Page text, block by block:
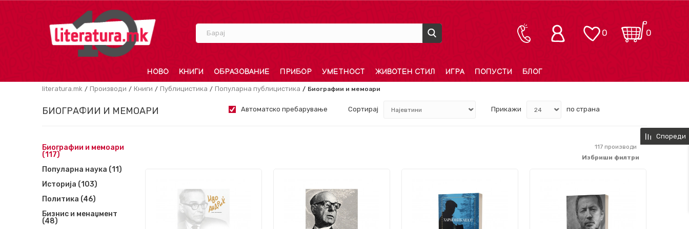
Барај 0
0
НОВО КНИГИ ОБРАЗОВАНИЕ ПРИБОР УМЕТНОСТ ЖИВОТЕН СТИЛ ИГРА ПОПУСТИ БЛОГ
literatura.mk Производи Книги Публицистика Популарна публицистика Биографии и мемоари
БИОГРАФИИ И МЕМОАРИ Автоматско пребарување Сортирај Прикажи по страна
Биографии и мемоари
(117)
Популарна наука (11)
Историја (103)
Политика (46)
Бизнис и менаџмент
(48)
117производи
Избриши филтри
Спореди